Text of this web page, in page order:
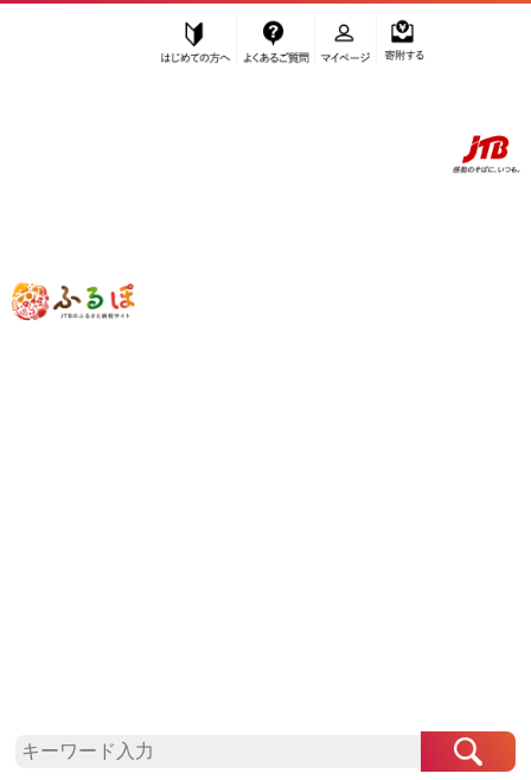
ふるぽ JTBのふるさと納税サイト
”惣菜・レトルト” 大分県